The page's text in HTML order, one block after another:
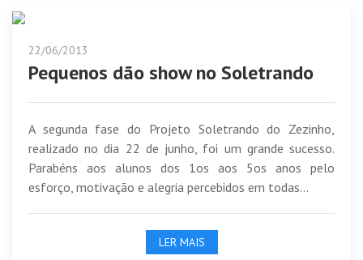
22/06/2013
Pequenos dão show no Soletrando
A segunda fase do Projeto Soletrando do Zezinho,
realizado no dia 22 de junho, foi um grande sucesso.
Parabéns aos alunos dos 1os aos 5os anos pelo
esforço, motivação e alegria percebidos em todas...
LER MAIS